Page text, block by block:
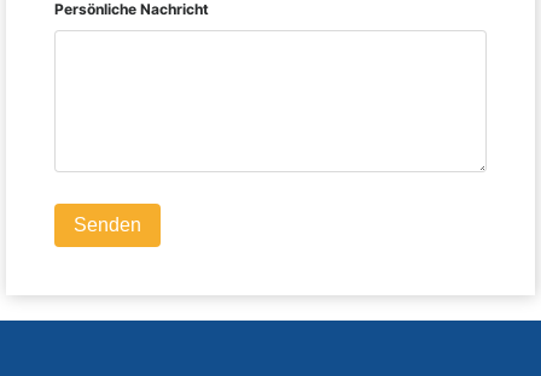
Persönliche Nachricht
Senden